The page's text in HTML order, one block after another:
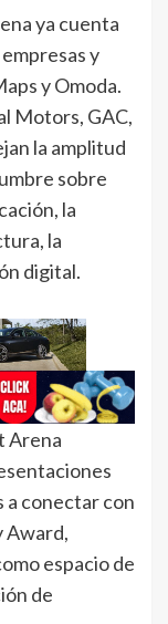
ya cuenta
y
y Omoda.
Motors, GAC,
la amplitud
sobre
la
la
digital.
Arena
a conectar con
Award,
espacio de
de